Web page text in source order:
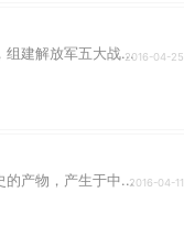
组建解放军五大战...2016-04-25
的产物，产生于中...2016-04-11